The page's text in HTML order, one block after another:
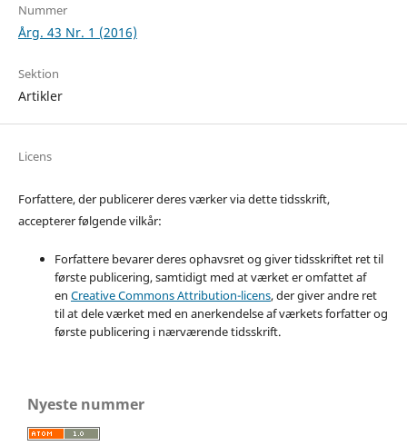
Nummer
Årg. 43 Nr. 1 (2016)
Sektion
Artikler
Licens
Forfattere, der publicerer deres værker via dette tidsskrift,
accepterer følgende vilkår:
Forfattere bevarer deres ophavsret og giver tidsskriftet ret til
første publicering, samtidigt med at værket er omfattet af
en Creative Commons Attribution-licens, der giver andre ret
til at dele værket med en anerkendelse af værkets forfatter og
første publicering i nærværende tidsskrift.
Nyeste nummer